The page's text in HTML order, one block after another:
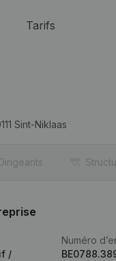
Tarifs
Sint-Niklaas
/
Numéro